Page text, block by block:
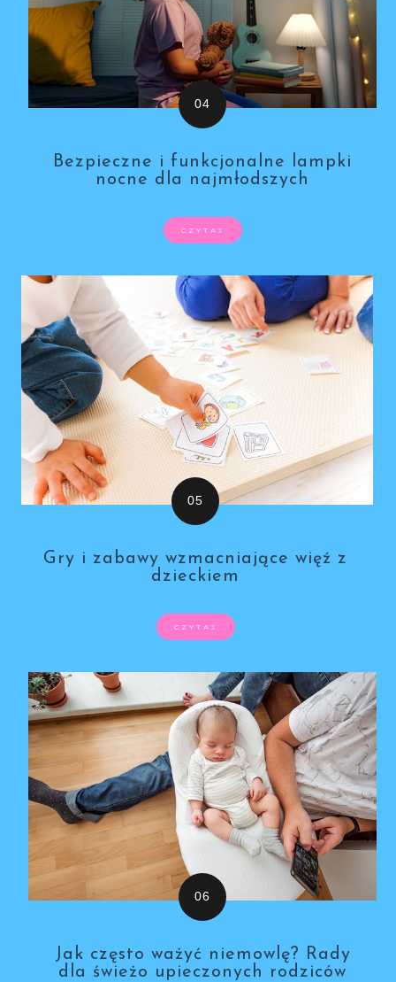
Bezpieczne i funkcjonalne lampki
nocne dla najmłodszych
CZYTAJ
Gry i zabawy wzmacniające więź z
dzieckiem
CZYTAJ
Jak często ważyć niemowlę? Rady
dla świeżo upieczonych rodziców